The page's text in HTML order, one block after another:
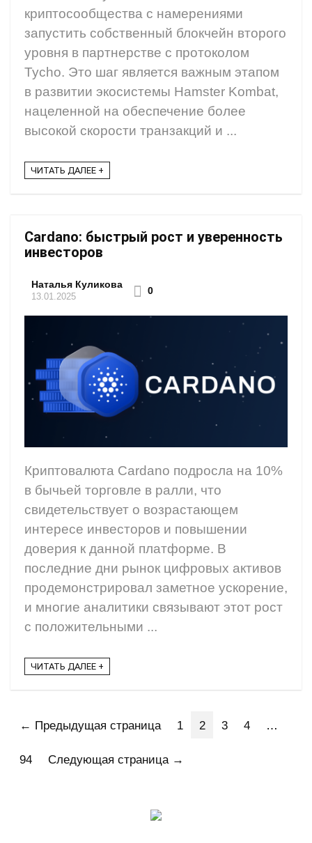
криптосообщества с намерениями
запустить собственный блокчейн второго
уровня в партнерстве с протоколом
Tycho. Это шаг является важным этапом
в развитии экосистемы Hamster Kombat,
нацеленной на обеспечение более
высокой скорости транзакций и ...
ЧИТАТЬ ДАЛЕЕ +
Cardano: быстрый рост и уверенность
инвесторов
Наталья Куликова
13.01.2025
0
Криптовалюта Cardano подросла на 10%
в бычьей торговле в ралли, что
свидетельствует о возрастающем
интересе инвесторов и повышении
доверия к данной платформе. В
последние дни рынок цифровых активов
продемонстрировал заметное ускорение,
и многие аналитики связывают этот рост
с положительными ...
ЧИТАТЬ ДАЛЕЕ +
← Предыдущая страница 1 2 3 4
94 Следующая страница →